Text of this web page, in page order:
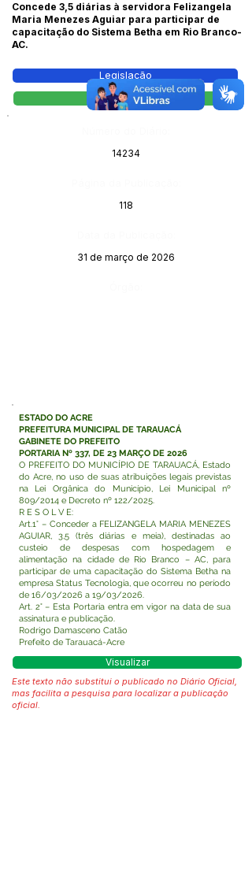
Concede 3,5 diárias à servidora Felizangela
Maria Menezes Aguiar para participar de
capacitação do Sistema Betha em Rio Branco-
AC.
Legislação
Portaria
14234
118
31 de março de 2026
ESTADO DO ACRE
PREFEITURA MUNICIPAL DE TARAUACÁ
GABINETE DO PREFEITO
PORTARIA Nº 337, DE 23 MARÇO DE 2026
O PREFEITO DO MUNICÍPIO DE TARAUACÁ, Estado
do Acre, no uso de suas atribuições legais previstas
na Lei Orgânica do Município, Lei Municipal nº
809/2014 e Decreto nº 122/2025.
R E S O L V E:
Art.1° – Conceder a FELIZANGELA MARIA MENEZES
AGUIAR, 3,5 (três diárias e meia), destinadas ao
custeio de despesas com hospedagem e
alimentação na cidade de Rio Branco – AC, para
participar de uma capacitação do Sistema Betha na
empresa Status Tecnologia, que ocorreu no período
de 16/03/2026 a 19/03/2026.
Art. 2° – Esta Portaria entra em vigor na data de sua
assinatura e publicação.
Rodrigo Damasceno Catão
Prefeito de Tarauacá-Acre
Visualizar
Este texto não substitui o publicado no Diário Oficial,
mas facilita a pesquisa para localizar a publicação
oficial.